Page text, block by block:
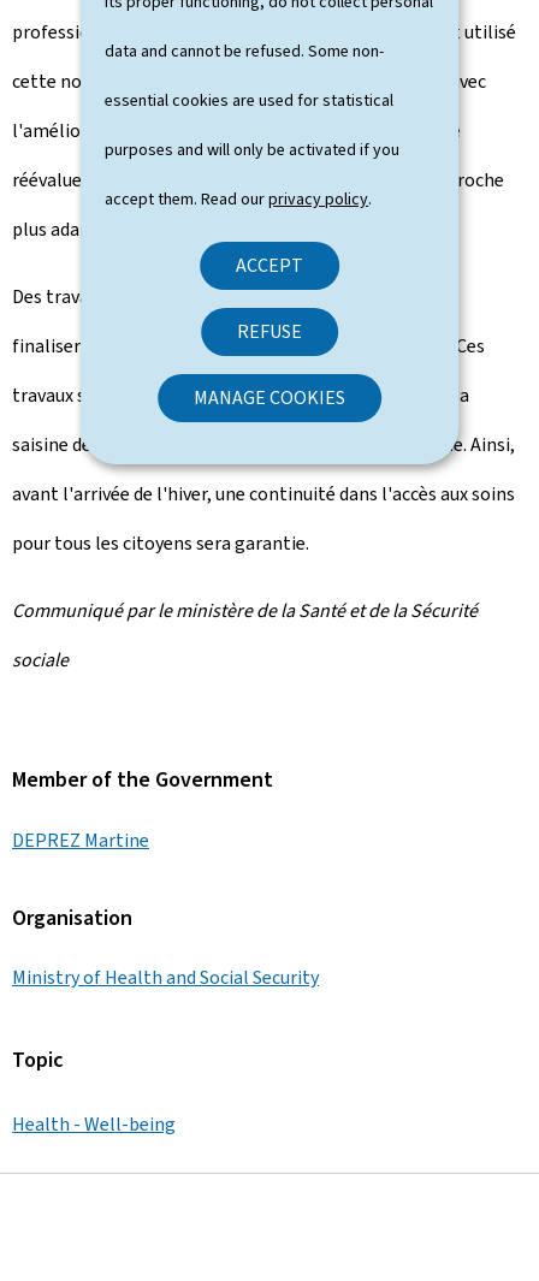
data and cannot be refused. Some non-
essential cookies are used for statistical
purposes and will only be activated if you
accept them. Read ourprivacy policy.
ACCEPT
REFUSE
MANAGE COOKIES
professionnalisme des professionnels de santé qui ont utilisé
cette nouvelle modalité de consultation. Cependant, avec
l'amélioration de la situation sanitaire, il est temps de
réévaluer nos mesures et de nous tourner vers une approche
plus adaptée à la réalité post-pandémique."
Des travaux menés par le ministère sont en cours pour
finaliser les modalités relatives à la téléconsultation. Ces
travaux seront achevés à la rentrée, permettant ainsi la
saisine de la commission de nomenclature à l'automne. Ainsi,
avant l'arrivée de l'hiver, une continuité dans l'accès aux soins
pour tous les citoyens sera garantie.
Communiqué par le ministère de la Santé et de la Sécurité
sociale
Member of the Government
DEPREZ Martine
Organisation
Ministry of Health and Social Security
Topic
Health - Well-being